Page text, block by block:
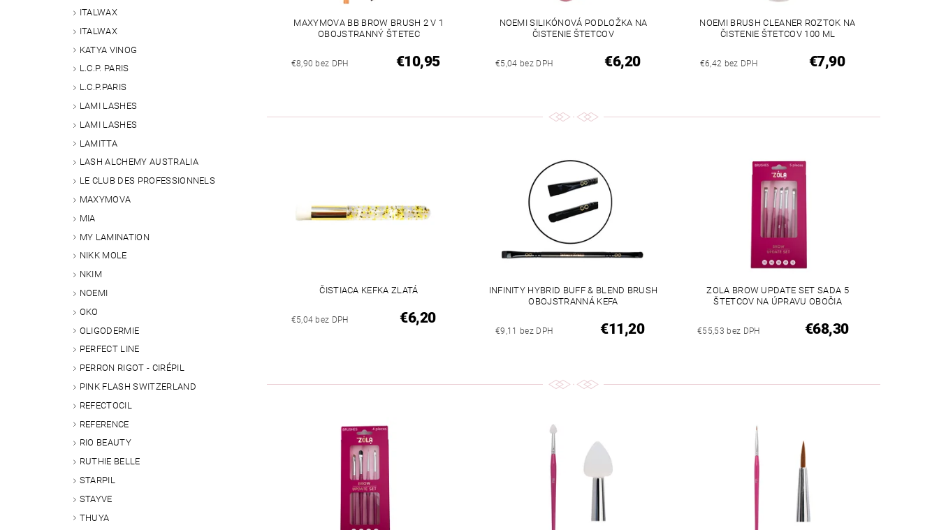
ITALWAX
ITALWAX
KATYA VINOG
L.C.P. PARIS
L.C.P.PARIS
LAMI LASHES
LAMI LASHES
LAMITTA
LASH ALCHEMY AUSTRALIA
LE CLUB DES PROFESSIONNELS
MAXYMOVA
MIA
MY LAMINATION
NIKK MOLE
NKIM
NOEMI
OKO
OLIGODERMIE
PERFECT LINE
PERRON RIGOT - CIRÉPIL
PINK FLASH SWITZERLAND
REFECTOCIL
REFERENCE
RIO BEAUTY
RUTHIE BELLE
STARPIL
STAYVE
THUYA
MAXYMOVA BB BROW BRUSH 2 V 1
OBOJSTRANNÝ ŠTETEC
€8,90 bez DPH €10,95
NOEMI SILIKÓNOVÁ PODLOŽKA NA
ČISTENIE ŠTETCOV
€5,04 bez DPH €6,20
NOEMI BRUSH CLEANER ROZTOK NA
ČISTENIE ŠTETCOV 100 ML
€6,42 bez DPH €7,90
ČISTIACA KEFKA ZLATÁ
€5,04 bez DPH €6,20
INFINITY HYBRID BUFF & BLEND BRUSH
OBOJSTRANNÁ KEFA
€9,11 bez DPH €11,20
ZOLA BROW UPDATE SET SADA 5
ŠTETCOV NA ÚPRAVU OBOČIA
€55,53 bez DPH €68,30